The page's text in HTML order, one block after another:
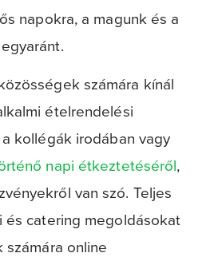
napokra, a magunk és a
számára kínál
ételrendelési
kollégák irodában vagy
napi étkeztetéséről,
van szó. Teljes
és catering megoldásokat
számára online